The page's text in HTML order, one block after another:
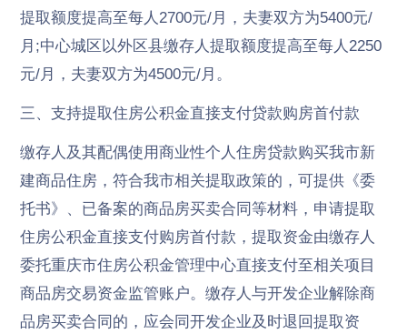
提取额度提高至每人2700元/月，夫妻双方为5400元/
月;中心城区以外区县缴存人提取额度提高至每人2250
元/月，夫妻双方为4500元/月。
三、支持提取住房公积金直接支付贷款购房首付款
缴存人及其配偶使用商业性个人住房贷款购买我市新
建商品住房，符合我市相关提取政策的，可提供《委
托书》、已备案的商品房买卖合同等材料，申请提取
住房公积金直接支付购房首付款，提取资金由缴存人
委托重庆市住房公积金管理中心直接支付至相关项目
商品房交易资金监管账户。缴存人与开发企业解除商
品房买卖合同的，应会同开发企业及时退回提取资